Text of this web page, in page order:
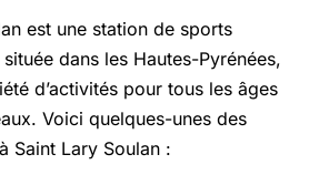
est une station de sports
située dans les Hautes-Pyrénées,
d’activités pour tous les âges
Voici quelques-unes des
Saint Lary Soulan :